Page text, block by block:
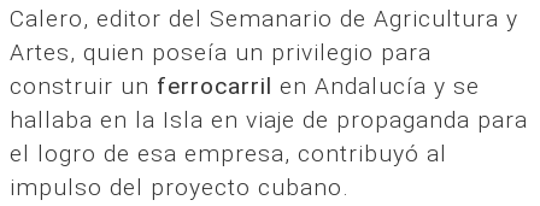
Calero, editor del Semanario de Agricultura y
Artes, quien poseía un privilegio para
construir un ferrocarril en Andalucía y se
hallaba en la Isla en viaje de propaganda para
el logro de esa empresa, contribuyó al
impulso del proyecto cubano.